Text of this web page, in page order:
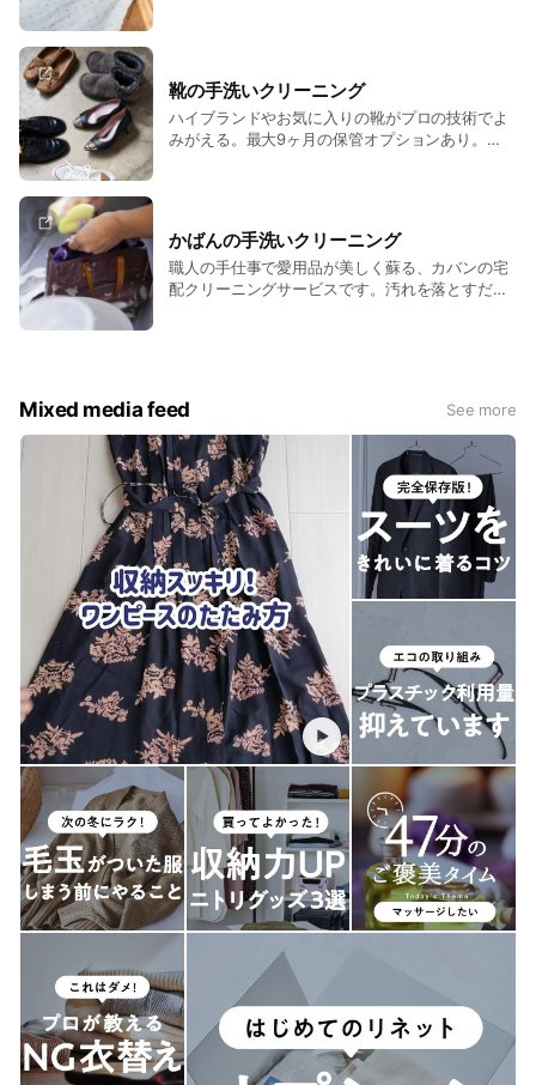
靴の手洗いクリーニング
ハイブランドやお気に入りの靴がプロの技術でよ
みがえる。最大9ヶ月の保管オプションあり。
かばんの手洗いクリーニング
職人の手仕事で愛用品が美しく蘇る、カバンの宅
配クリーニングサービスです。汚れを落とすだけ
Mixed media feed See more